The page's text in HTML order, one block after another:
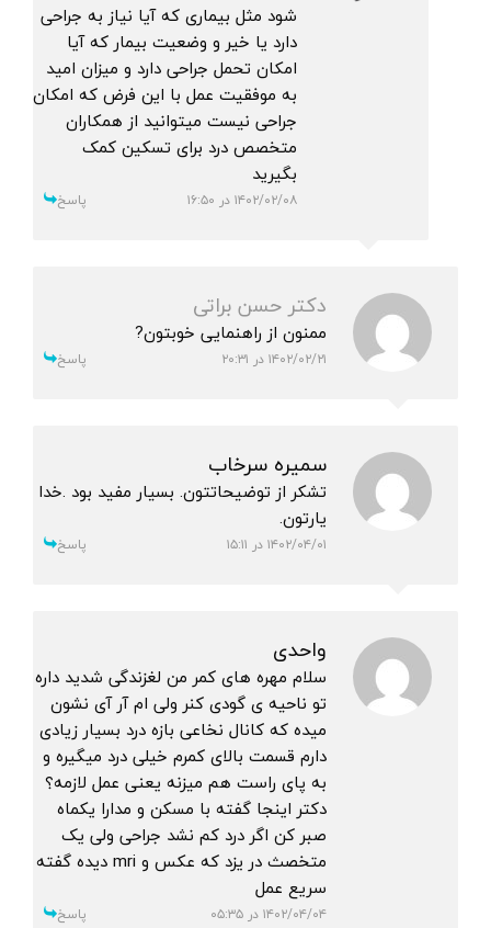
شود مثل بیماری که آیا نیاز به جراحی
دارد یا خیر و وضعیت بیمار که آیا
امکان تحمل جراحی دارد و میزان امید
به موفقیت عمل با این فرض که امکان
جراحی نیست میتوانید از همکاران
متخصص درد برای تسکین کمک
بگیرید
۱۴۰۲/۰۲/۰۸ در ۱۶:۵۰ پاسخ
دکتر حسن براتی
ممنون از راهنمایی خوبتون?
۱۴۰۲/۰۲/۲۱ در ۲۰:۳۱ پاسخ
سمیره سرخاب
تشکر از توضیحاتتون. بسیار مفید بود .خدا
یارتون.
۱۴۰۲/۰۴/۰۱ در ۱۵:۱۱ پاسخ
واحدی
سلام مهره های کمر من لغزندگی شدید داره
تو ناحیه ی گودی کنر ولی ام آر آی نشون
میده که کانال نخاعی بازه درد بسیار زیادی
دارم قسمت بالای کمرم خیلی درد میگیره و
به پای راست هم میزنه یعنی عمل لازمه؟
دکتر اینجا گفته با مسکن و مدارا یکماه
صبر کن اگر درد کم نشد جراحی ولی یک
متخصث در یزد که عکس و mri دیده گفته
سریع عمل
۱۴۰۲/۰۴/۰۴ در ۰۵:۳۵ پاسخ